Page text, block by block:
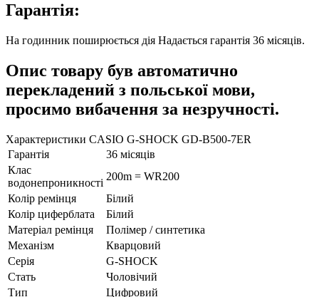
Гарантія:
На годинник поширюється дія Надається гарантія 36 місяців.
Опис товару був автоматично
перекладений з польської мови,
просимо вибачення за незручності.
Характеристики CASIO G-SHOCK GD-B500-7ER
Гарантія
36 місяців
Клас
водонепроникності
200m = WR200
Колір ремінця
Білий
Колір циферблата
Білий
Матеріал ремінця
Полімер / синтетика
Механізм
Кварцовий
Серія
G-SHOCK
Стать
Чоловічий
Тип
Цифровий